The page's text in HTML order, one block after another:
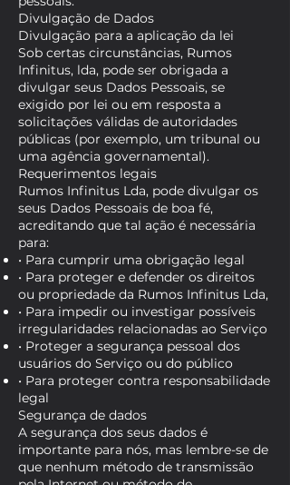
Divulgação de Dados
Divulgação para a aplicação da lei
Sob certas circunstâncias, Rumos
Infinitus, lda, pode ser obrigada a
divulgar seus Dados Pessoais, se
exigido por lei ou em resposta a
solicitações válidas de autoridades
públicas (por exemplo, um tribunal ou
uma agência governamental).
Requerimentos legais
Rumos Infinitus Lda, pode divulgar os
seus Dados Pessoais de boa fé,
acreditando que tal ação é necessária
para:
• Para cumprir uma obrigação legal
• Para proteger e defender os direitos
ou propriedade da Rumos Infinitus Lda,
• Para impedir ou investigar possíveis
irregularidades relacionadas ao Serviço
• Proteger a segurança pessoal dos
usuários do Serviço ou do público
• Para proteger contra responsabilidade
legal
Segurança de dados
A segurança dos seus dados é
importante para nós, mas lembre-se de
que nenhum método de transmissão